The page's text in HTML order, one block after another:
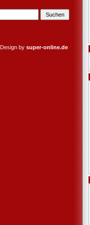
Design by super-online.de